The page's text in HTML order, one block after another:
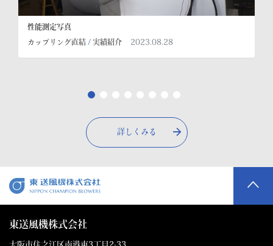
性能測定写真
カップリング直結 / 実績紹介 2023.08.28
詳しくみる
東送風機株式会社